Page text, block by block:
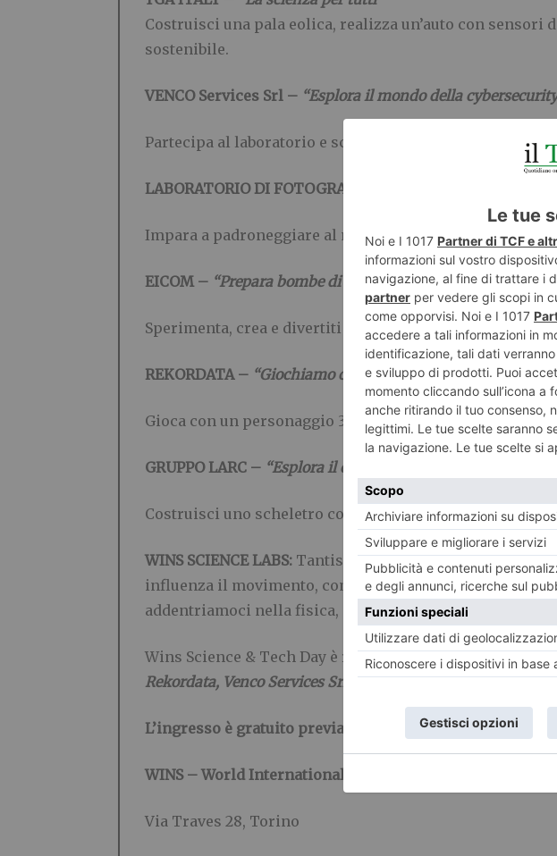
Costruisci una pala eolica, realizza un’auto con
sostenibile.
VENCO Services Srl – “Esplora il mondo della
Partecipa al laboratorio e scopri di più sulla sicurezza
LABORATORIO DI FOTOGRAFIA – “
Impara a padroneggiare al meglio la macchina
EICOM – “Prepara bombe di semi, sale aromatizzato e
Sperimenta, crea e divertiti scoprendo la natura e tutte
REKORDATA – “Giochiamo con la realtà aumentata!”
Gioca con un personaggio 3D da te creato e proietta
GRUPPO LARC – “Esplora il corpo umano!”
Costruisci uno scheletro con tutte le sue ossa e impara
WINS SCIENCE LABS: Tantissimi laboratori tenuti dagli
influenza il movimento, come il ghiaccio interagisce
addentriamoci nella fisica, nella chimica e nella
Wins Science & Tech Day è realizzato in collaborazione
Rekordata, Venco ServicesSrl, Vincenzo Solano Fotografo,
L’ingresso è gratuito previa prenotazione al seguente
WINS – World International School of Torino
Via Traves 28, Torino